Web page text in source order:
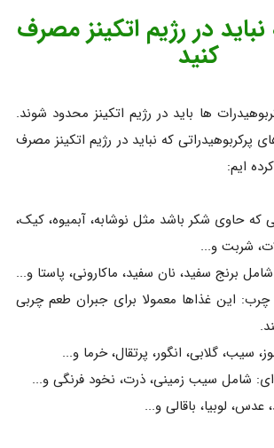
در رژیم اتکینز مصرف
کنید
ها باید در رژیم اتکینز محدود شوند.
پرکربوهیدراتی که نباید در رژیم اتکینز مصرف
ایم:
که حاوی شکر باشد مثل نوشابه، آبمیوه، کیک،
شربت و...
برنج سفید، نان سفید، ماکارونی، پاستا و...
این غذاها معمولا برای جبران طعم چربی
سیب، گلابی، انگور، پرتقال، خرما و...
شامل سیب زمینی، ذرت، نخود فرنگی و...
لوبیا، باقالی و...